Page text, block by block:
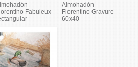
Fabuleux
Almohadón
Fiorentino Gravure
60x40